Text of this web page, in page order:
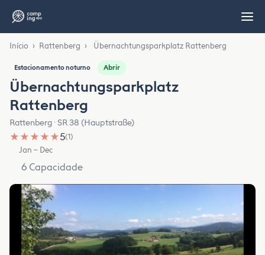
Início › Rattenberg › Übernachtungsparkplatz Rattenberg
Estacionamento noturno Abrir
Übernachtungsparkplatz
Rattenberg
Rattenberg · SR 38 (Hauptstraße)
★ ★ ★ ★ ★5(1)
Jan – Dec
6 Capacidade